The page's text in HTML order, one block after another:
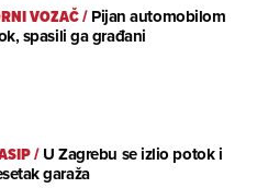
VOZAČ/Pijan automobilom
spasili ga građani
/U Zagrebu se izlio potok i
garaža